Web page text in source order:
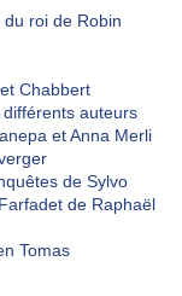
roi de Robin
Chabbert
auteurs
et Anna Merli
de Sylvo
de Raphaël
Tomas